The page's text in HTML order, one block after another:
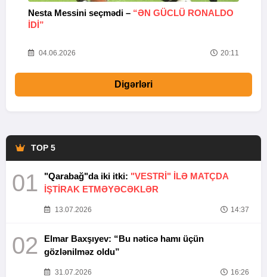
Nesta Messini seçmədi – “ƏN GÜCLÜ RONALDO
IDI”
04.06.2026 20:11
Digərləri
TOP 5
01 "Qarabağ"da iki itki: "VESTRİ" İLƏ MATÇDA
İŞTİRAK ETMƏYƏCƏKLƏR
13.07.2026 14:37
02
Elmar Baxşıyev: “Bu nəticə hamı üçün
gözlənilməz oldu”
31.07.2026 16:26